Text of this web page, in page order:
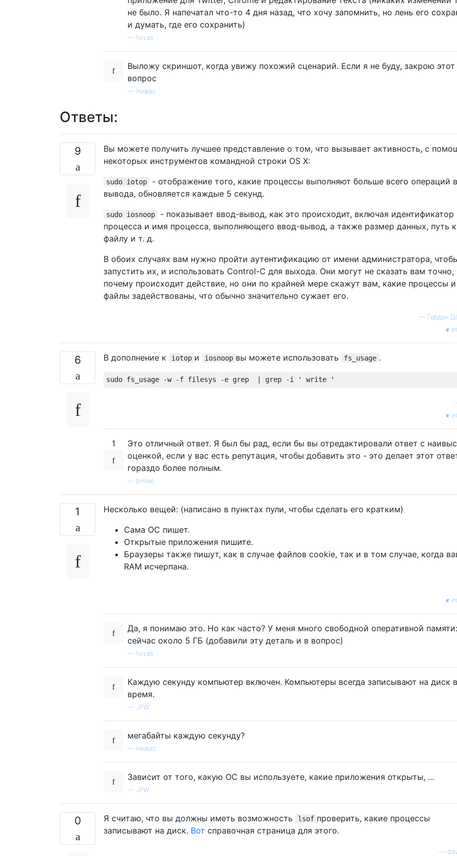
не было. Я напечатал что-то 4 дня назад, что хочу запомнить, но лень его
и думать, где его сохранить)
— Nivas
Выложу скриншот, когда увижу похожий сценарий. Если я не буду, закрою этот
вопрос
— Нивас
Ответы:
9
Вы можете получить лучшее представление о том, что вызывает активность, с
некоторых инструментов командной строки OS X:
sudo iotop
- отображение того, какие процессы выполняют больше всего операций
вывода, обновляется каждые 5 секунд.
sudo iosnoop
- показывает ввод-вывод, как это происходит, включая идентификатор
процесса и имя процесса, выполняющего ввод-вывод, а также размер данных, путь к
файлу и т. д.
В обоих случаях вам нужно пройти аутентификацию от имени администратора,
запустить их, и использовать Control-C для выхода. Они могут не сказать вам точно,
почему происходит действие, но они по крайней мере скажут вам, какие процессы и
файлы задействованы, что обычно значительно сужает его.
— Гордон
6 В дополнение к iotop и iosnoop вы можете использовать fs_usage .
1
Это отличный ответ. Я был бы рад, если бы вы отредактировали ответ с
оценкой, если у вас есть репутация, чтобы добавить это - это делает этот
гораздо более полным.
bmike
1
Несколько вещей: (написано в пунктах пули, чтобы сделать его кратким)
Сама ОС пишет.
Открытые приложения пишите.
Браузеры также пишут, как в случае файлов cookie, так и в том случае, когда
RAM исчерпана.
Да, я понимаю это. Но как часто? У меня много свободной оперативной памяти:
сейчас около 5 ГБ (добавили эту деталь и в вопрос)
— Nivas
Каждую секунду компьютер включен. Компьютеры всегда записывают на диск
время.
— JFW
мегабайты каждую секунду?
— Нивас
Зависит от того, какую ОС вы используете, какие приложения открыты, ...
— JFW
0 Я считаю, что вы должны иметь возможность lsof проверить, какие процессы
записывают на диск. Вот справочная страница для этого.